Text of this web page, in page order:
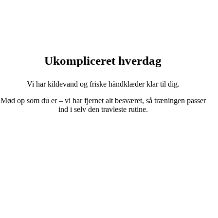
Ukompliceret hverdag
Vi har kildevand og friske håndklæder klar til dig.
Mød op som du er – vi har fjernet alt besværet, så træningen passer
ind i selv den travleste rutine.